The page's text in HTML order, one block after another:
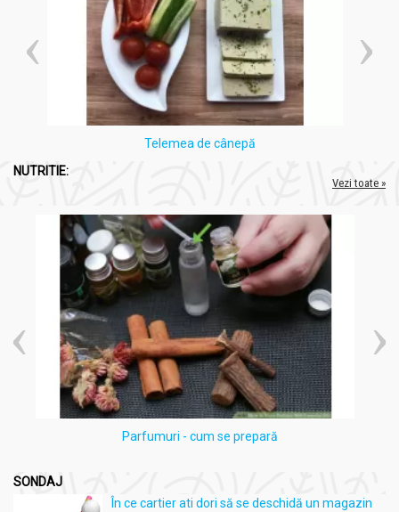
Telemea de cânepă
NUTRITIE:
Vezi toate »
Parfumuri - cum se prepară
SONDAJ
În ce cartier ati dori să se deschidă un magazin